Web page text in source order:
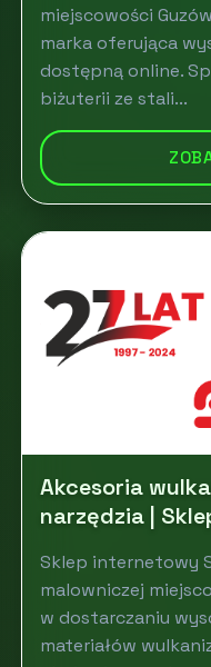
miejscowości
marka oferująca
dostępną online.
biżuterii ze stali...
Akcesoria
narzędzia |
Sklep internetowy
malowniczej
w dostarczaniu
materiałów